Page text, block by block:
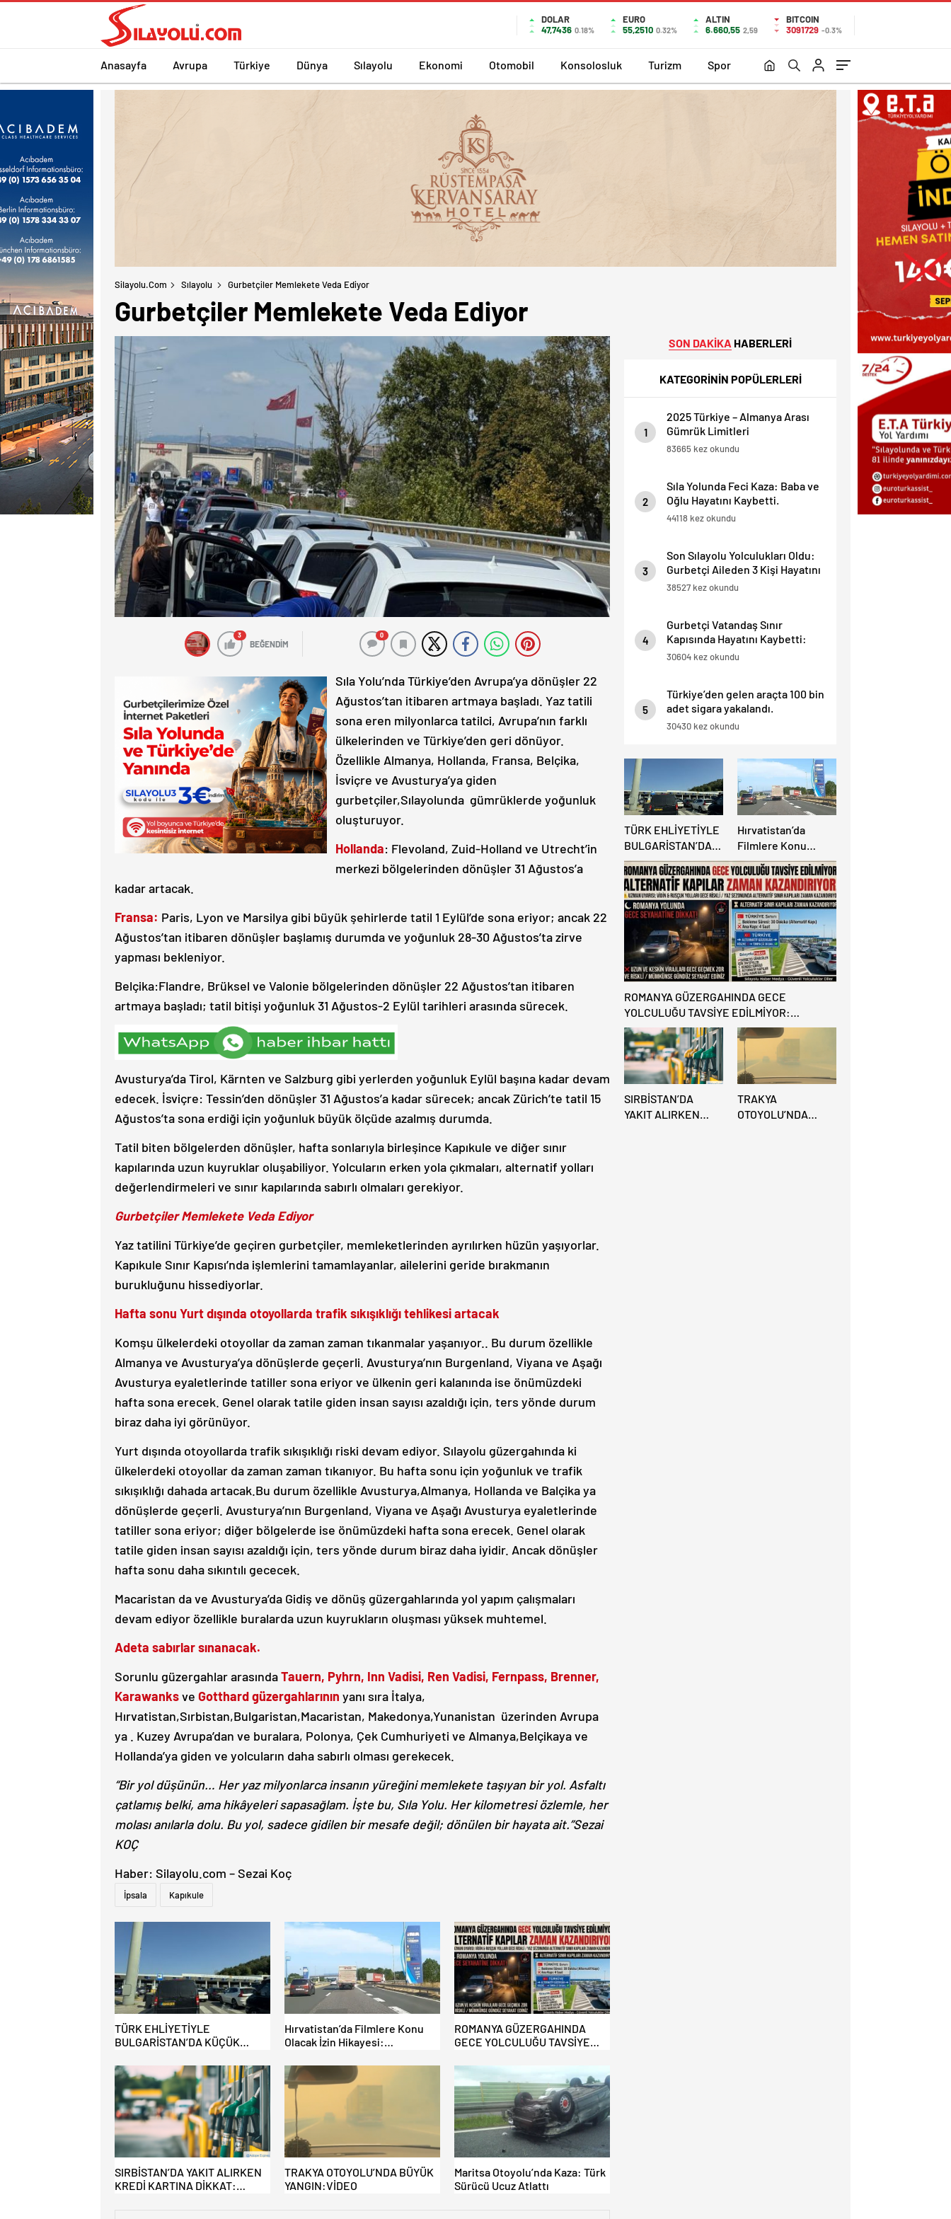
DOLAR
47,7436 0.18%
EURO
55,2510 0.32%
ALTIN
6.660,55 2,59
BITCOIN
3091729 -0.3%
Anasayfa Avrupa Türkiye Dünya Sılayolu Ekonomi Otomobil Konsolosluk Turizm Spor
Silayolu.com Sılayolu Gurbetçiler Memlekete Veda Ediyor
Gurbetçiler Memlekete Veda Ediyor
3
BEĞENDİM
0
Sıla Yolu’nda Türkiye’den Avrupa’ya dönüşler 22
Ağustos’tan itibaren artmaya başladı. Yaz tatili
sona eren milyonlarca tatilci, Avrupa’nın farklı
ülkelerinden ve Türkiye’den geri dönüyor.
Özellikle Almanya, Hollanda, Fransa, Belçika,
İsviçre ve Avusturya’ya giden
gurbetçiler,Sılayolunda gümrüklerde yoğunluk
oluşturuyor.
Hollanda: Flevoland, Zuid-Holland ve Utrecht’in
merkezi bölgelerinden dönüşler 31 Ağustos’a
kadar artacak.
Fransa: Paris, Lyon ve Marsilya gibi büyük şehirlerde tatil 1 Eylül’de sona eriyor; ancak 22
Ağustos’tan itibaren dönüşler başlamış durumda ve yoğunluk 28-30 Ağustos’ta zirve
yapması bekleniyor.
Belçika:Flandre, Brüksel ve Valonie bölgelerinden dönüşler 22 Ağustos’tan itibaren
artmaya başladı; tatil bitişi yoğunluk 31 Ağustos-2 Eylül tarihleri arasında sürecek.
Avusturya’da Tirol, Kärnten ve Salzburg gibi yerlerden yoğunluk Eylül başına kadar devam
edecek. İsviçre: Tessin’den dönüşler 31 Ağustos’a kadar sürecek; ancak Zürich’te tatil 15
Ağustos’ta sona erdiği için yoğunluk büyük ölçüde azalmış durumda.
Tatil biten bölgelerden dönüşler, hafta sonlarıyla birleşince Kapıkule ve diğer sınır
kapılarında uzun kuyruklar oluşabiliyor. Yolcuların erken yola çıkmaları, alternatif yolları
değerlendirmeleri ve sınır kapılarında sabırlı olmaları gerekiyor.
Gurbetçiler Memlekete Veda Ediyor
Yaz tatilini Türkiye’de geçiren gurbetçiler, memleketlerinden ayrılırken hüzün yaşıyorlar.
Kapıkule Sınır Kapısı’nda işlemlerini tamamlayanlar, ailelerini geride bırakmanın
burukluğunu hissediyorlar.
Hafta sonu Yurt dışında otoyollarda trafik sıkışıklığı tehlikesi artacak
Komşu ülkelerdeki otoyollar da zaman zaman tıkanmalar yaşanıyor.. Bu durum özellikle
Almanya ve Avusturya’ya dönüşlerde geçerli. Avusturya’nın Burgenland, Viyana ve Aşağı
Avusturya eyaletlerinde tatiller sona eriyor ve ülkenin geri kalanında ise önümüzdeki
hafta sona erecek. Genel olarak tatile giden insan sayısı azaldığı için, ters yönde durum
biraz daha iyi görünüyor.
Yurt dışında otoyollarda trafik sıkışıklığı riski devam ediyor. Sılayolu güzergahında ki
ülkelerdeki otoyollar da zaman zaman tıkanıyor. Bu hafta sonu için yoğunluk ve trafik
sıkışıklığı dahada artacak.Bu durum özellikle Avusturya,Almanya, Hollanda ve Balçika ya
dönüşlerde geçerli. Avusturya’nın Burgenland, Viyana ve Aşağı Avusturya eyaletlerinde
tatiller sona eriyor; diğer bölgelerde ise önümüzdeki hafta sona erecek. Genel olarak
tatile giden insan sayısı azaldığı için, ters yönde durum biraz daha iyidir. Ancak dönüşler
hafta sonu daha sıkıntılı gececek.
Macaristan da ve Avusturya’da Gidiş ve dönüş güzergahlarında yol yapım çalışmaları
devam ediyor özellikle buralarda uzun kuyrukların oluşması yüksek muhtemel.
Adeta sabırlar sınanacak.
Sorunlu güzergahlar arasındaTauern, Pyhrn, Inn Vadisi, Ren Vadisi, Fernpass, Brenner,
Karawanksve Gotthard güzergahlarının yanı sıra İtalya,
Hırvatistan,Sırbistan,Bulgaristan,Macaristan, Makedonya,Yunanistan üzerinden Avrupa
ya . Kuzey Avrupa’dan ve buralara, Polonya, Çek Cumhuriyeti ve Almanya,Belçikaya ve
Hollanda’ya giden ve yolcuların daha sabırlı olması gerekecek.
“Bir yol düşünün… Her yaz milyonlarca insanın yüreğini memlekete taşıyan bir yol. Asfaltı
çatlamış belki, ama hikâyeleri sapasağlam. İşte bu, Sıla Yolu. Her kilometresi özlemle, her
molası anılarla dolu. Bu yol, sadece gidilen bir mesafe değil; dönülen bir hayata ait.”Sezai
KOÇ
Haber: Silayolu.com – Sezai Koç
İpsala Kapıkule
TÜRK EHLİYETİYLE
BULGARİSTAN’DA KÜÇÜK
KONULMASINA YOL AÇTI
Hırvatistan’da Filmlere Konu
Olacak İzin Hikayesi:
ROMANYA GÜZERGAHINDA
GECE YOLCULUĞU TAVSİYE
KAPILAR ZAMAN
KAZANDIRIYOR!
SIRBİSTAN’DA YAKIT ALIRKEN
KREDİ KARTINA DİKKAT:
TRAKYA OTOYOLU’NDA BÜYÜK
YANGIN:VİDEO
Maritsa Otoyolu’nda Kaza: Türk
Sürücü Ucuz Atlattı
SON DAKİKA HABERLERİ
KATEGORİNİN POPÜLERLERİ
1
2025 Türkiye – Almanya Arası
Gümrük Limitleri
83665 kez okundu
2
Sıla Yolunda Feci Kaza: Baba ve
Oğlu Hayatını Kaybetti.
44118 kez okundu
3
Son Sılayolu Yolculukları Oldu:
Gurbetçi Aileden 3 Kişi Hayatını
Kaybetti.
38527 kez okundu
4
Gurbetçi Vatandaş Sınır
Kapısında Hayatını Kaybetti:
“İnsan Hayatı Bu Kadar Ucuz
30604 kez okundu
5
Türkiye’den gelen araçta 100 bin
adet sigara yakalandı.
30430 kez okundu
TÜRK EHLİYETİYLE
BULGARİSTAN’DA
KÜÇÜK HATA,
ARACINA 6 AY EL
KONULMASINA YOL
AÇTI
Hırvatistan’da
Filmlere Konu
Olacak İzin
Hikayesi:
Benzinlikte Eşini
Unuttu!
ROMANYA GÜZERGAHINDA GECE
YOLCULUĞU TAVSİYE EDİLMİYOR:
ALTERNATİF KAPILAR ZAMAN
KAZANDIRIYOR!
SIRBİSTAN’DA
YAKIT ALIRKEN
TRAKYA
OTOYOLU’NDA